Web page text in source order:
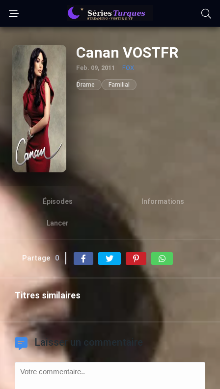
Canan VOSTFR
Feb. 09, 2011 FOX
Drame Familial
Épisodes Informations
Lancer
Partage 0
Titres similaires
Laisser un commentaire